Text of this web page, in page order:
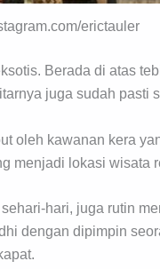
erictauler
Berada di atas
juga sudah pasti
oleh kawanan kera
menjadi lokasi wisata
hari, juga rutin
dengan dipimpin